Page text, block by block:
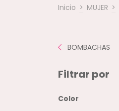
Inicio > MUJER >
BOMBACHAS
Filtrar por
Color